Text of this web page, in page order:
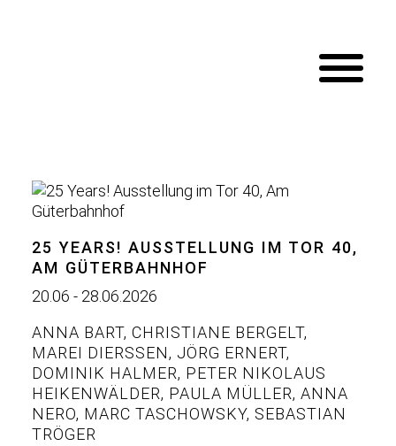
25 YEARS! AUSSTELLUNG IM TOR 40,
AM GÜTERBAHNHOF
20.06 - 28.06.2026
ANNA BART, CHRISTIANE BERGELT,
MAREI DIERSSEN
, JÖRG ERNERT,
DOMINIK HALMER, PETER NIKOLAUS
HEIKENWÄLDER, PAULA MÜLLER, ANNA
NERO, MARC TASCHOWSKY, SEBASTIAN
TRÖGER